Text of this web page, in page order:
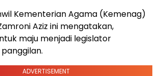
Kementerian Agama (Kemenag)
Aziz ini mengatakan,
maju menjadi legislator
ADVERTISEMENT